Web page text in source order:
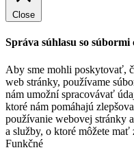
Close
Správa súhlasu so súbormi
Aby sme mohli poskytovať,
web stránky, používame
nám umožní spracovávať
ktoré nám pomáhajú
používanie webovej stránky
a služby, o ktoré môžete mať
Funkčné